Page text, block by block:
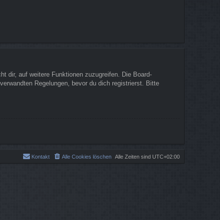
dir, auf weitere Funktionen zuzugreifen. Die Board-
Regelungen, bevor du dich registrierst. Bitte
Alle Zeiten sind UTC+02:00
Alle Cookies löschen
Kontakt